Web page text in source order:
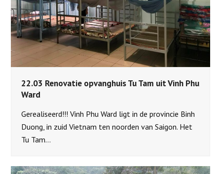
22.03 Renovatie opvanghuis Tu Tam uit Vinh Phu
Ward
Gerealiseerd!!! Vinh Phu Ward ligt in de provincie Binh
Duong, in zuid Vietnam ten noorden van Saigon. Het
Tu Tam…